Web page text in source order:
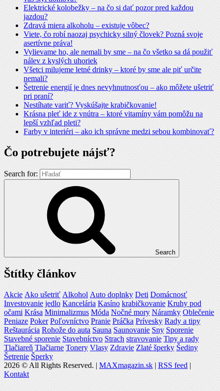
Elektrické kolobežky – na čo si dať pozor pred každou
jazdou?
Zdravá miera alkoholu – existuje vôbec?
Viete, čo robí naozaj psychicky silný človek? Pozná svoje
asertívne práva!
Vylievame ho, ale nemali by sme – na čo všetko sa dá použiť
nálev z kyslých uhoriek
Všetci milujeme letné drinky – ktoré by sme ale piť určite
nemali?
Šetrenie energií je dnes nevyhnutnosťou – ako môžete ušetriť
pri praní?
Nestíhate variť? Vyskúšajte krabičkovanie!
Krásna pleť ide z vnútra – ktoré vitamíny vám pomôžu na
lepší vzhľad pleti?
Farby v interiéri – ako ich správne medzi sebou kombinovať?
Čo potrebujete nájsť?
Search for:
Search
Štítky článkov
Akcie Ako ušetriť Alkohol Auto doplnky Deti Domácnosť
Investovanie jedlo Kancelária Kasíno krabičkovanie Kruhy pod
očami Krása Minimalizmus Móda Nočné mory Náramky Oblečenie
Peniaze Poker Poľovníctvo Pranie Práčka Prívesky Rady a tipy
Reštaurácia Rohože do auta Sauna Saunovanie Sny Sporenie
Stavebné sporenie Stavebníctvo Strach stravovanie Tipy a rady
Tlačiareň Tlačiarne Tonery Vlasy Zdravie Zlaté šperky Šediny
Šetrenie Šperky
2026 © All Rights Reserved. | MAXmagazin.sk | RSS feed |
Kontakt